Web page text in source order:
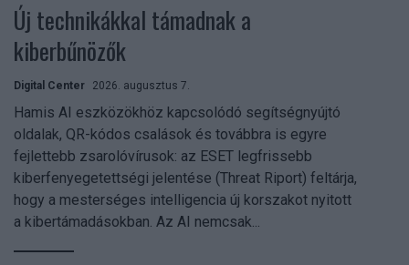
Új technikákkal támadnak a
kiberbűnözők
Digital Center 2026. augusztus 7.
Hamis AI eszközökhöz kapcsolódó segítségnyújtó
oldalak, QR-kódos csalások és továbbra is egyre
fejlettebb zsarolóvírusok: az ESET legfrissebb
kiberfenyegetettségi jelentése (Threat Riport) feltárja,
hogy a mesterséges intelligencia új korszakot nyitott
a kibertámadásokban. Az AI nemcsak...